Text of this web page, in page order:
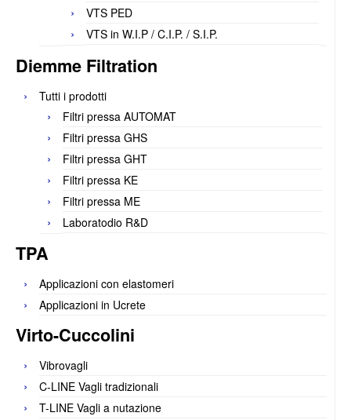
VTS PED
VTS in W.I.P / C.I.P. / S.I.P.
Diemme Filtration
Tutti i prodotti
Filtri pressa AUTOMAT
Filtri pressa GHS
Filtri pressa GHT
Filtri pressa KE
Filtri pressa ME
Laboratodio R&D
TPA
Applicazioni con elastomeri
Applicazioni in Ucrete
Virto-Cuccolini
Vibrovagli
C-LINE Vagli tradizionali
T-LINE Vagli a nutazione